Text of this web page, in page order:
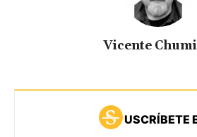
Vicente
USCRÍBETE